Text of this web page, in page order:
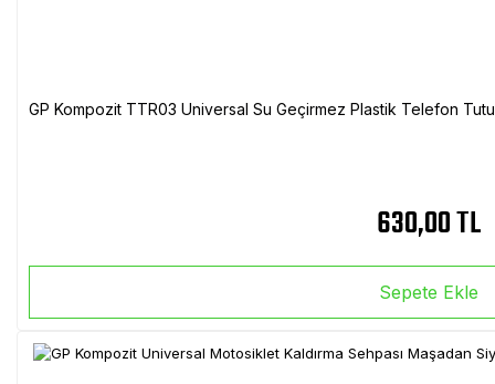
GP Kompozit TTR03 Universal Su Geçirmez Plastik Telefon
630,00 TL
Sepete Ekle